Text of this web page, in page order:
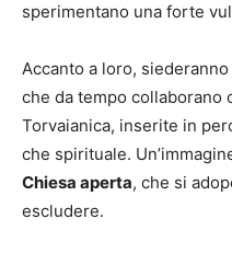
sperimentano una forte
Accanto a loro,
che da tempo collaborano
Torvaianica, inserite in
che spirituale.
Chiesa aperta, che si
escludere.